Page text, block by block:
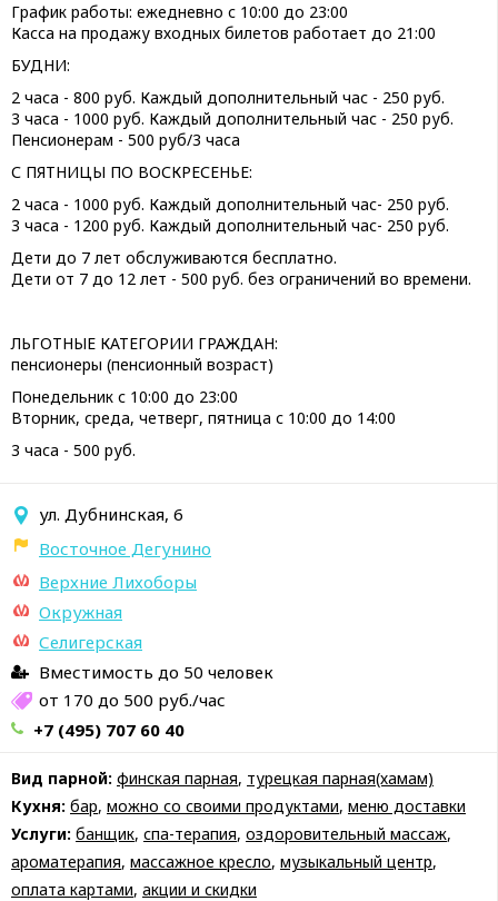
График работы: ежедневно с 10:00 до 23:00
Касса на продажу входных билетов работает до 21:00
БУДНИ:
2 часа - 800 руб. Каждый дополнительный час - 250 руб.
3 часа - 1000 руб. Каждый дополнительный час - 250 руб.
Пенсионерам - 500 руб/3 часа
С ПЯТНИЦЫ ПО ВОСКРЕСЕНЬЕ:
2 часа - 1000 руб. Каждый дополнительный час- 250 руб.
3 часа - 1200 руб. Каждый дополнительный час- 250 руб.
Дети до 7 лет обслуживаются бесплатно.
Дети от 7 до 12 лет - 500 руб. без ограничений во времени.
ЛЬГОТНЫЕ КАТЕГОРИИ ГРАЖДАН:
пенсионеры (пенсионный возраст)
Понедельник с 10:00 до 23:00
Вторник, среда, четверг, пятница с 10:00 до 14:00
3 часа - 500 руб.
ул. Дубнинская, 6
Восточное Дегунино
Верхние Лихоборы
Окружная
Селигерская
Вместимость до 50 человек
от 170 до 500 руб./час
+7 (495) 707 60 40
Вид парной: финская парная, турецкая парная(хамам)
Кухня: бар, можно со своими продуктами, меню доставки
Услуги: банщик, спа-терапия, оздоровительный массаж,
ароматерапия, массажное кресло, музыкальный центр,
оплата картами, акции и скидки